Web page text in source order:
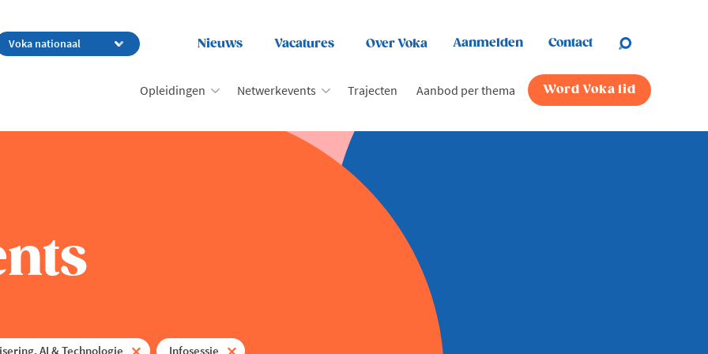
Nieuws Vacatures Over Voka Aanmelden Contact
Opleidingen Netwerkevents Trajecten Aanbod per thema Word Voka lid
AI & Technologie Infosessie